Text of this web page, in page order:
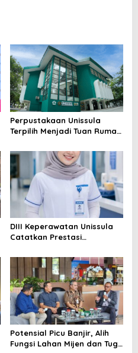
Perpustakaan Unissula
Terpilih Menjadi Tuan Rumah
DIII Keperawatan Unissula
Catatkan Prestasi
Mahasiswanya Lulus Uji
Kompetensi Nasional
Potensial Picu Banjir, Alih
Fungsi Lahan Mijen dan Tugu